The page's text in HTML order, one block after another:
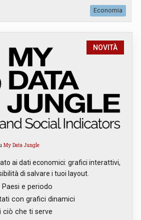
Economia
NOVITÀ
My Data Jungle
ai dati economici: grafici interattivi,
di salvare i tuoi layout.
e periodo
con grafici dinamici
ciò che ti serve